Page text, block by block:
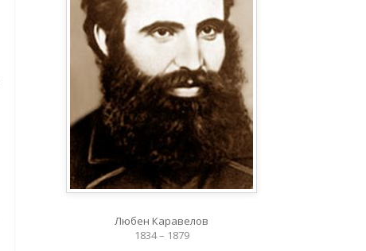
Любен Каравелов
1834 – 1879